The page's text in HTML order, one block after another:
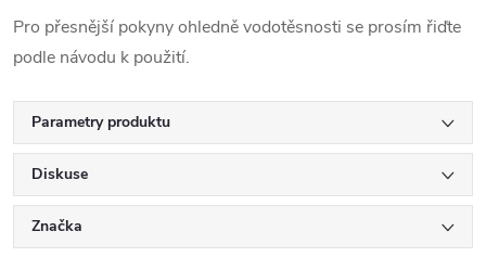
Pro přesnější pokyny ohledně vodotěsnosti se prosím řiďte
podle návodu k použití.
Parametry produktu
Diskuse
Značka